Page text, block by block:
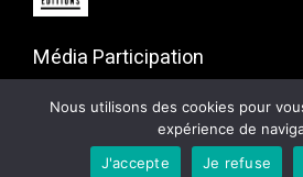
Média Participation
75019 Paris
Nous utilisons des cookies pour
expérience de
J'accepte
Je refuse